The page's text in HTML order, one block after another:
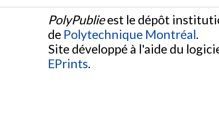
PolyPublieest le dépôt
de Polytechnique Montréal.
Site développé à l'aide du
EPrints.